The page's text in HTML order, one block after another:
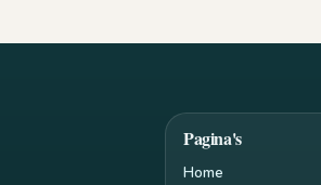
Pagina's
Home